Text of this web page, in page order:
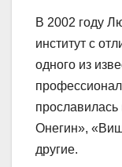
В 2002 году
институт с
одного из
прославилась
Онегин»,
другие.